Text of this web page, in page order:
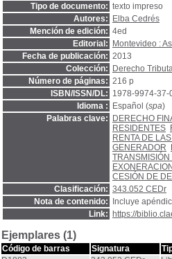
Tipo de documento: texto impreso
Autores:
Elba Cedrés
Mención de edición: 4ed
Editorial:
Montevideo :
Fecha de publicación: 2013
Colección:
Derecho
Número de páginas: 216 p
ISBN/ISSN/DL: 1978-9974-37-
Idioma :
Español (spa)
Palabras clave:
DERECHO
RESIDENTES
RENTA DE
GENERADOR
CESIÓN DE
Clasificación: 343.052 CEDr
Nota de contenido:
Incluye
Link:
https://
Ejemplares (1)
Código de barras Signatura